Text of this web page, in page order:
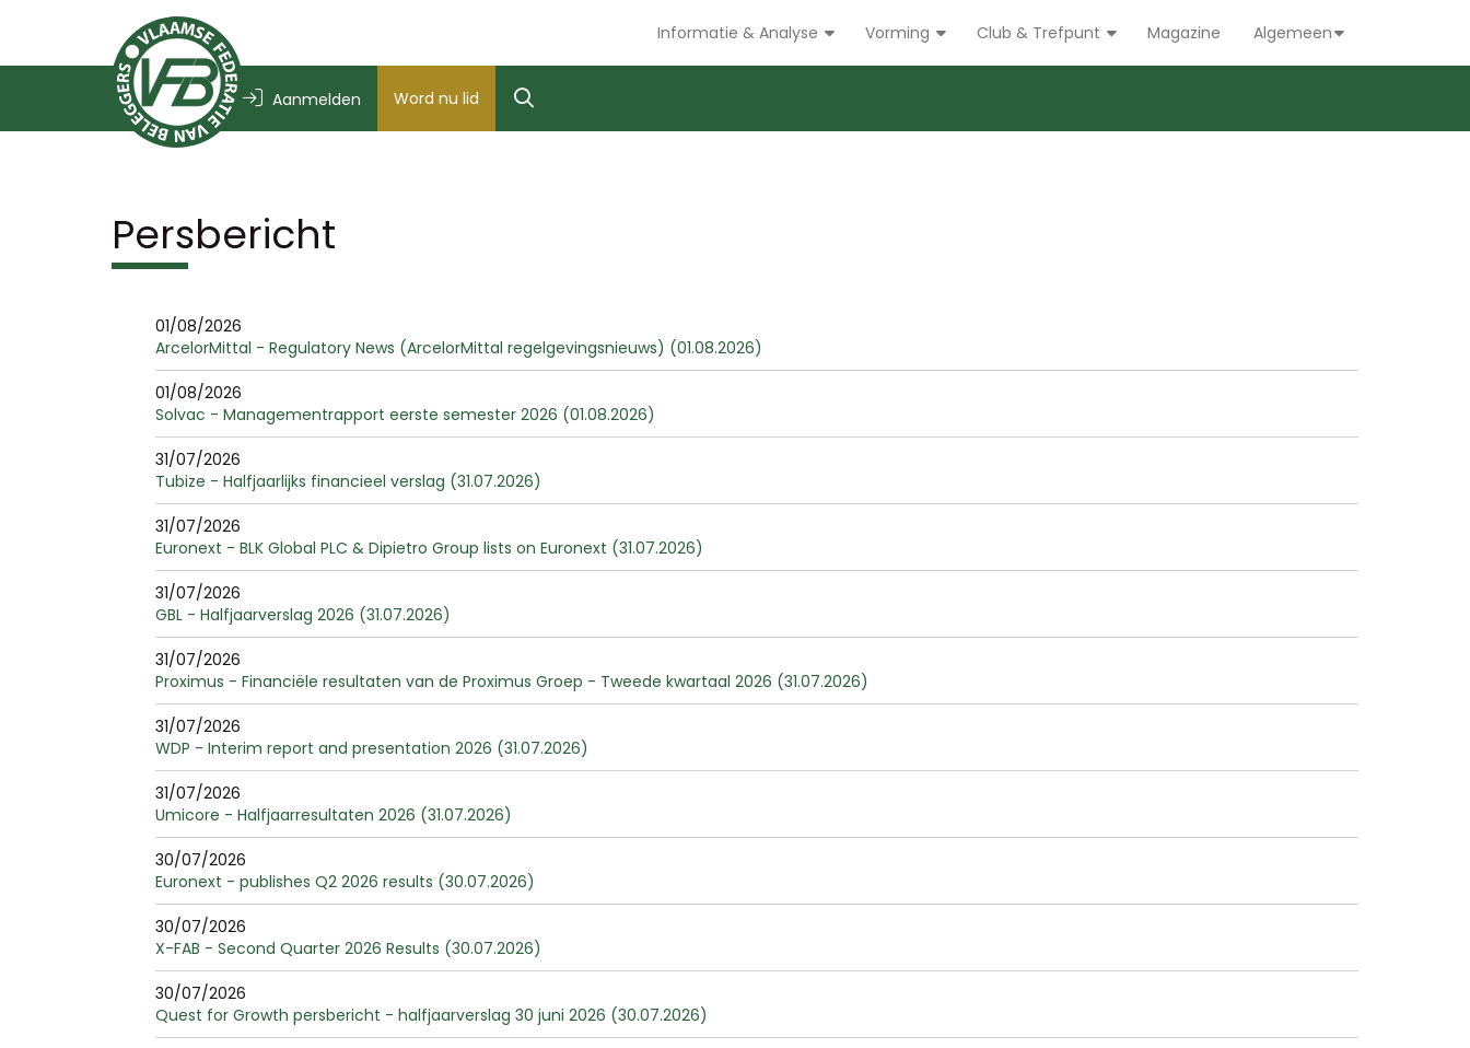
Informatie & Analyse Vorming Club & Trefpunt Magazine Algemeen
Aanmelden Word nu lid
Persbericht
01/08/2026
ArcelorMittal - Regulatory News (ArcelorMittal regelgevingsnieuws) (01.08.2026)
01/08/2026
Solvac - Managementrapport eerste semester 2026 (01.08.2026)
31/07/2026
Tubize - Halfjaarlijks financieel verslag (31.07.2026)
31/07/2026
Euronext - BLK Global PLC & Dipietro Group lists on Euronext (31.07.2026)
31/07/2026
GBL - Halfjaarverslag 2026 (31.07.2026)
31/07/2026
Proximus - Financiële resultaten van de Proximus Groep - Tweede kwartaal 2026 (31.07.2026)
31/07/2026
WDP - Interim report and presentation 2026 (31.07.2026)
31/07/2026
Umicore - Halfjaarresultaten 2026 (31.07.2026)
30/07/2026
Euronext - publishes Q2 2026 results (30.07.2026)
30/07/2026
X-FAB - Second Quarter 2026 Results (30.07.2026)
30/07/2026
Quest for Growth persbericht - halfjaarverslag 30 juni 2026 (30.07.2026)